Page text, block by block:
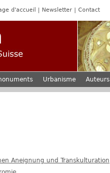
d'accueil Newsletter Contact
Urbanisme Auteurs
Aneignung und Transkulturation